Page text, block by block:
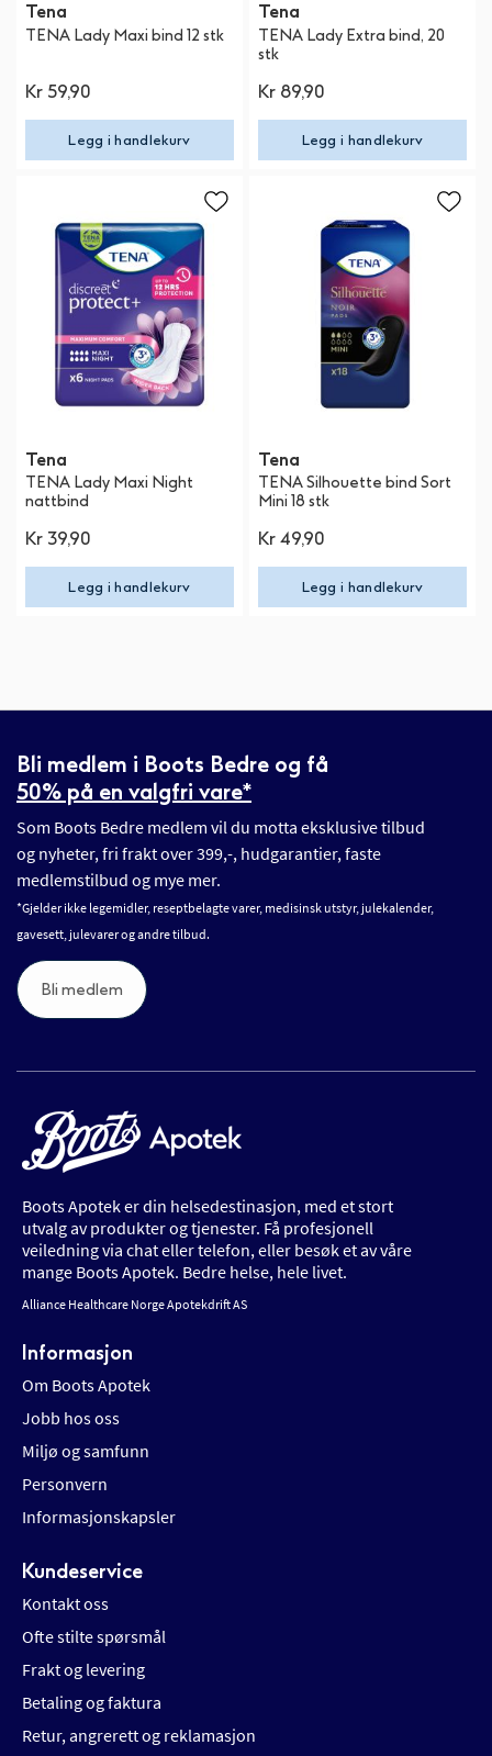
Tena
TENA Lady Maxi bind 12 stk
Kr 59,90
Legg i handlekurv
Tena
TENA Lady Extra bind, 20
stk
Kr 89,90
Legg i handlekurv
Tena
TENA Lady Maxi Night
nattbind
Kr 39,90
Legg i handlekurv
Tena
TENA Silhouette bind Sort
Mini 18 stk
Kr 49,90
Legg i handlekurv
Bli medlem i Boots Bedre og få
50% på en valgfri vare*
Som Boots Bedre medlem vil du motta eksklusive tilbud
og nyheter, fri frakt over 399,-, hudgarantier, faste
medlemstilbud og mye mer.
*Gjelder ikke legemidler, reseptbelagte varer, medisinsk utstyr, julekalender,
gavesett, julevarer og andre tilbud.
Bli medlem
Boots Apotek er din helsedestinasjon, med et stort
utvalg av produkter og tjenester. Få profesjonell
veiledning via chat eller telefon, eller besøk et av våre
mange Boots Apotek. Bedre helse, hele livet.
Alliance Healthcare Norge Apotekdrift AS
Informasjon
Om Boots Apotek
Jobb hos oss
Miljø og samfunn
Personvern
Informasjonskapsler
Kundeservice
Kontakt oss
Ofte stilte spørsmål
Frakt og levering
Betaling og faktura
Retur, angrerett og reklamasjon